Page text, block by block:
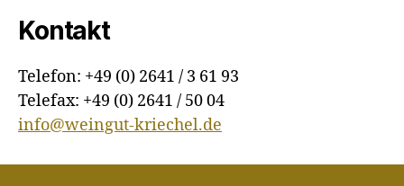
Kontakt
Telefon: +49 (0) 2641 / 3 61 93
Telefax: +49 (0) 2641 / 50 04
info@weingut-kriechel.de